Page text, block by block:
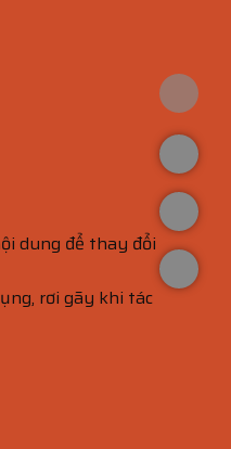
dung để thay đổi
rơi gãy khi tác